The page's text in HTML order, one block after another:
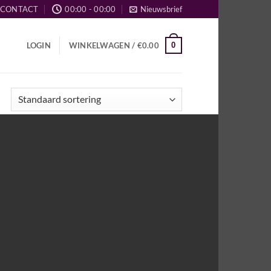
CONTACT 00:00 - 00:00 Nieuwsbrief
LOGIN WINKELWAGEN / €0.00 0